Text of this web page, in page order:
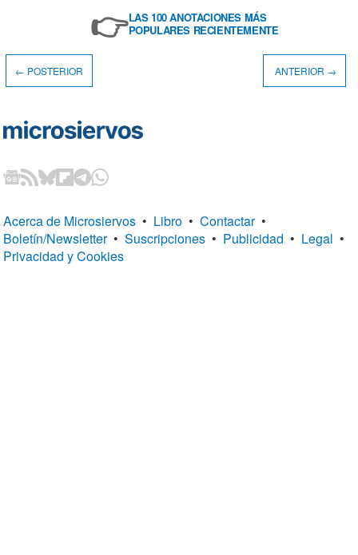
👉LAS 100 ANOTACIONES MÁS
POPULARES RECIENTEMENTE
← POSTERIOR ANTERIOR →
Acerca de Microsiervos • Libro • Contactar •
Boletín/Newsletter • Suscripciones • Publicidad • Legal •
Privacidad y Cookies